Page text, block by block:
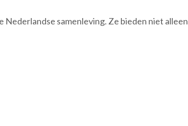
samenleving. Ze bieden niet alleen